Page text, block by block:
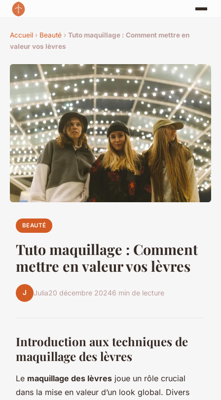
Accueil › Beauté › Tuto maquillage : Comment mettre en
valeur vos lèvres
BEAUTÉ
Tuto maquillage : Comment
mettre en valeur vos lèvres
J Julia20 décembre 20246 min de lecture
Introduction aux techniques de
maquillage des lèvres
Le maquillage des lèvres joue un rôle crucial
dans la mise en valeur d’un look global. Divers